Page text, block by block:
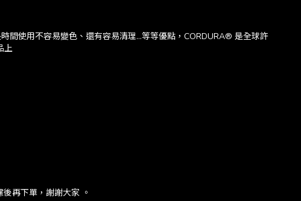
間使用不容易變色、還有容易清理…等等優點，CORDURA® 是全球許
上
再下單，謝謝大家 。